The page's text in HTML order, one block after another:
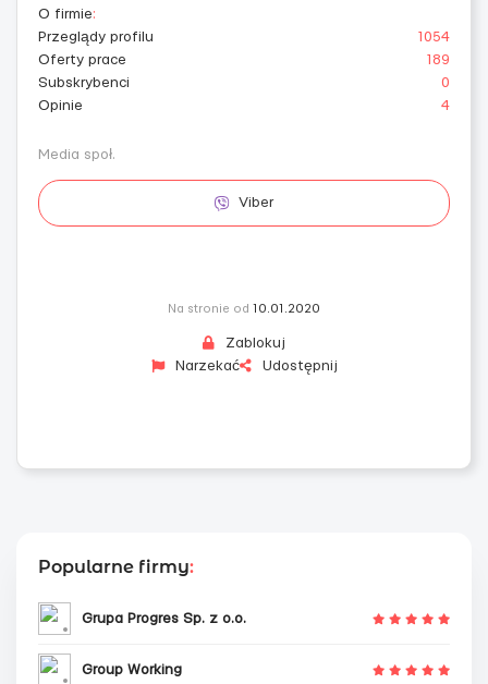
O firmie:
Przeglądy profilu
1054
Oferty prace
189
Subskrybenci
0
Opinie
4
Media społ.
Viber
Na stronie od 10.01.2020
Zablokuj
Narzekać
Udostępnij
Popularne firmy:
Grupa Progres Sp. z o.o.
Group Working